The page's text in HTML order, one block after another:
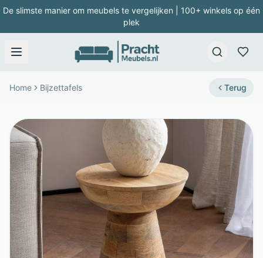
De slimste manier om meubels te vergelijken | 100+ winkels op één
plek
Home Bijzettafels Terug